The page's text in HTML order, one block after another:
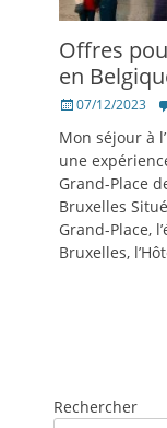
Offres
en
Posté07/12/2023
Mon séjour à
une
Grand-Place
Bruxelles
Grand-Place,
Bruxelles,
Rechercher